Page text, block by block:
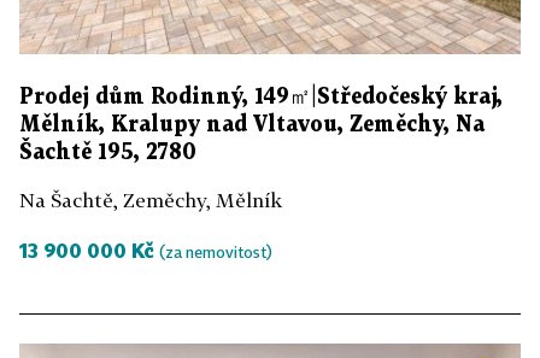
Prodej dům Rodinný, 149㎡|Středočeský kraj,
Mělník, Kralupy nad Vltavou, Zeměchy, Na
Šachtě 195, 2780
Na Šachtě, Zeměchy, Mělník
13 900 000 Kč (za nemovitost)